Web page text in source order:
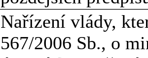
Nařízení vlády,
567/2006 Sb., o